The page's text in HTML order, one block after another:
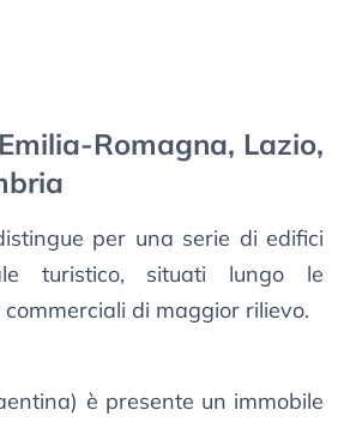
Romagna, Lazio,
per una serie di edifici
turistico, situati lungo le
di maggior rilievo.
è presente un immobile